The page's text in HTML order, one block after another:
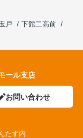
戸
下館二高前
ール支店
お問い合わせ
たす内